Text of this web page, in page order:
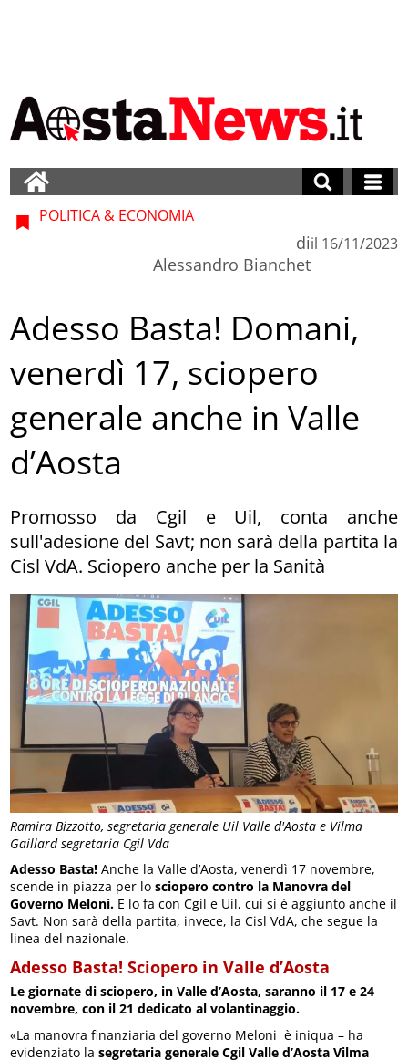
Ramira Bizzotto, segretaria generale Uil Valle d'Aosta e Vilma
Gaillard segretaria Cgil Vda
POLITICA & ECONOMIA
di
Alessandro Bianchet
il 16/11/2023
Adesso Basta! Domani,
venerdì 17, sciopero
generale anche in Valle
d’Aosta
Promosso da Cgil e Uil, conta anche
sull'adesione del Savt; non sarà della partita la
Cisl VdA. Sciopero anche per la Sanità
Adesso Basta! Anche la Valle d’Aosta, venerdì 17 novembre,
scende in piazza per losciopero contro la Manovra del
Governo Meloni. E lo fa con Cgil e Uil, cui si è aggiunto anche il
Savt. Non sarà della partita, invece, la Cisl VdA, che segue la
linea del nazionale.
Adesso Basta! Sciopero in Valle d’Aosta
Le giornate di sciopero, in Valle d’Aosta, saranno il 17 e 24
novembre, con il 21 dedicato al volantinaggio.
«La manovra finanziaria del governo Meloni è iniqua – ha
evidenziato lasegretaria generale Cgil Valle d’Aosta Vilma